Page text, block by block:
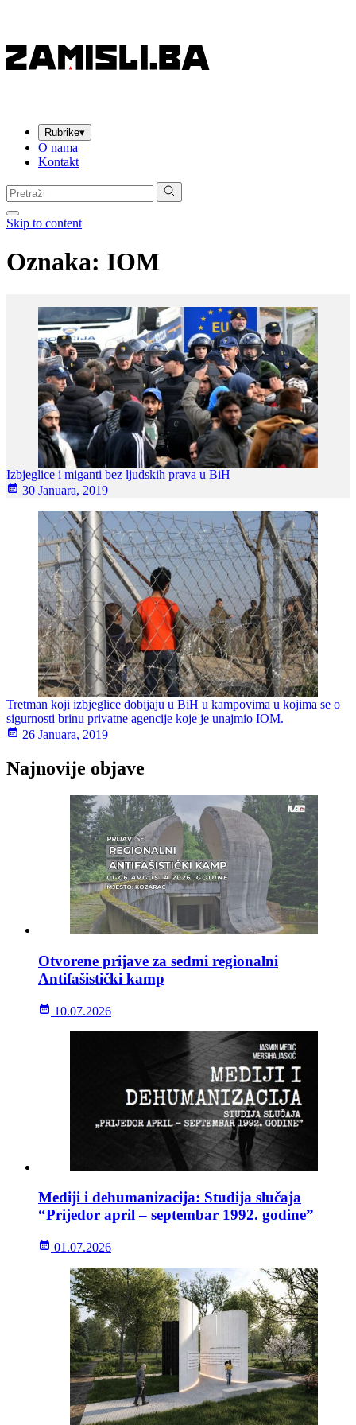
Rubrike▾
O nama
Kontakt
Pretraga:
Skip to content
Oznaka: IOM
Izbjeglice i miganti bez ljudskih prava u BiH
30 Januara, 2019
Tretman koji izbjeglice dobijaju u BiH u kampovima u kojima se o
sigurnosti brinu privatne agencije koje je unajmio IOM.
26 Januara, 2019
Najnovije objave
Otvorene prijave za sedmi regionalni
Antifašistički kamp
10.07.2026
Mediji i dehumanizacija: Studija slučaja
“Prijedor april – septembar 1992. godine”
01.07.2026